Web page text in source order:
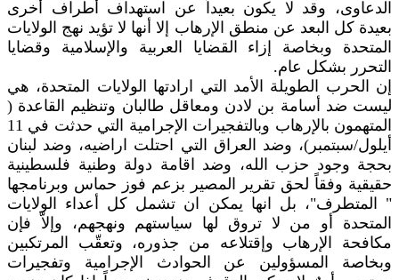
الدعاوى، وقد لا يكون بعيداً عن استهداف أطراف أخرى
بعيدة كل البعد عن منطق الإرهاب إلا أنها لا تؤيد نهج الولايات
المتحدة وبخاصة إزاء القضايا العربية والإسلامية وقضايا
التحرر بشكل عام.
إن الحرب الطويلة الأمد التي ارادتها الولايات المتحدة، هي
ليست ضد أسامة بن لادن ومعاقل طالبان وتنظيم القاعدة (
المتهمون بالإرهاب وبالتفجيرات الإجرامية التي حدثت في 11
أيلول/سبتمبر)، وضد العراق التي احتلت اراضيه، وضد لبنان
بحجة وجود حزب الله، وضد اقامة دولة وطنية فلسطينية
حقيقية وفقاً لحق تقرير المصير بزعم فوز حماس وبرنامجها
" المتطرف"، بل انها يمكن ان تشمل كل أعداء الولايات
المتحدة أو من لا تروق لها سياستهم ونهجهم، وإلاّ فإن
مكافحة الإرهاب وإقتلاعه من جذوره، وتعقّب المرتكبين
وبخاصة المسؤولين عن الحوادث الإجرامية وتفجيرات